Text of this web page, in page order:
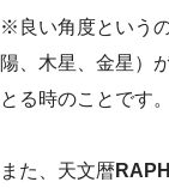
※良い角度という
陽、木星、金星）
とる時のことです。
また、天文暦